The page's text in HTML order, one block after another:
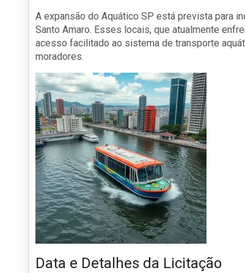
A expansão do Aquático SP está prevista para
Santo Amaro. Esses locais, que atualmente
acesso facilitado ao sistema de transporte
moradores.
Data e Detalhes da Licitação